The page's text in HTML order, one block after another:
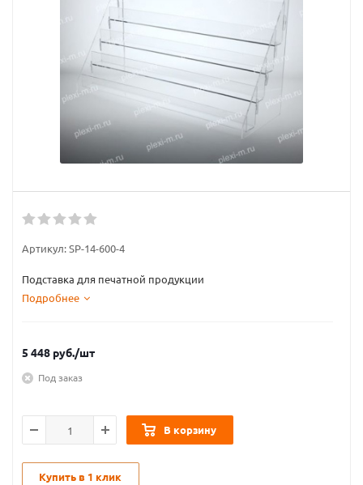
Артикул:SP-14-600-4
Подставка для печатной продукции
Подробнее
5 448 руб./шт
Под заказ
В корзину
Купить в 1 клик